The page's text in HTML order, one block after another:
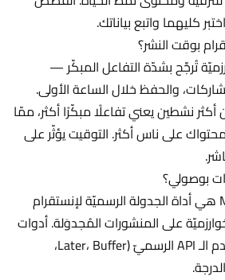
كليهما واتبع بياناتك.
بوقت النشر؟
تُرجِّح بشدّة التفاعل المبكّر —
والحفظ خلال الساعة الأولى.
نشطين يعني تفاعلًا مبكّرًا أكثر، ممّا
على ناس أكثر. التوقيت يؤثّر على
بوصولي؟
لا. Meta Business Suite هي أداة الجدولة الرسميّة لإنستقرام
على المنشورات المُجدوَلة. أدوات
الطرف الثالث التي تستخدم الـ API الرسميّ (Later، Buffer،